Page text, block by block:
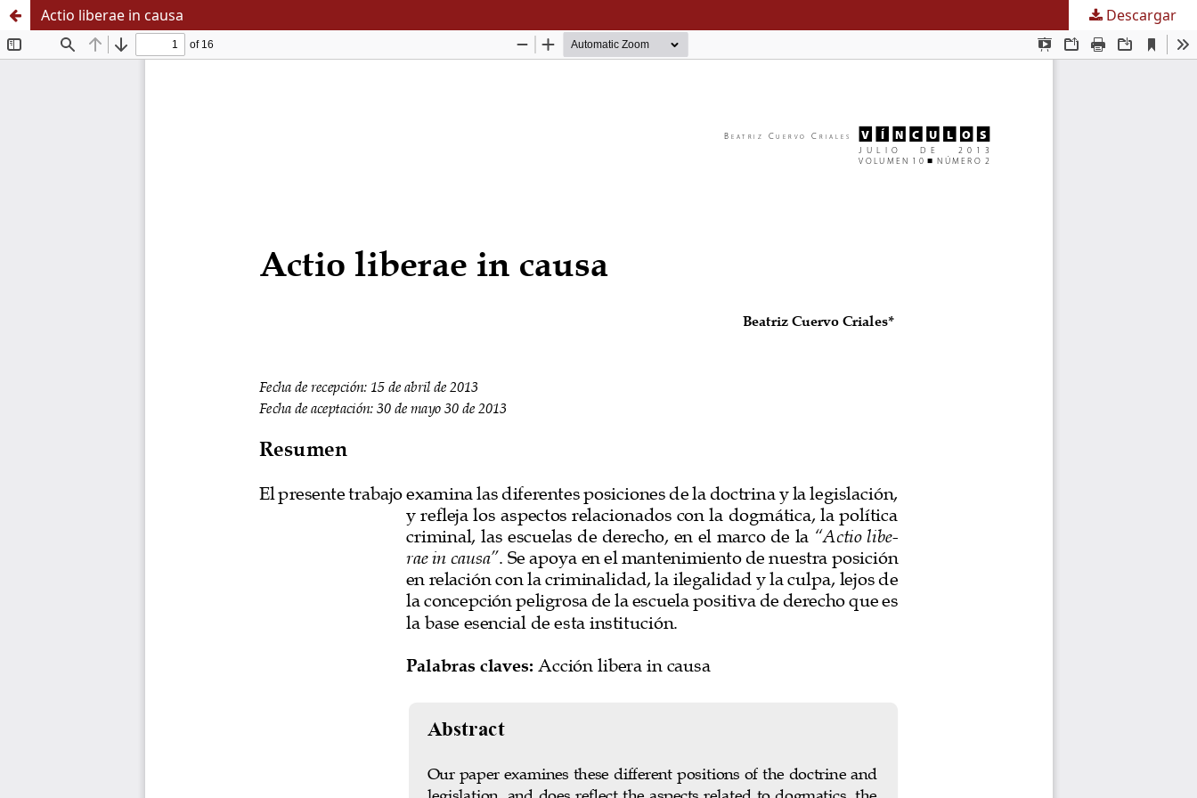
Actio liberae in causa Descargar